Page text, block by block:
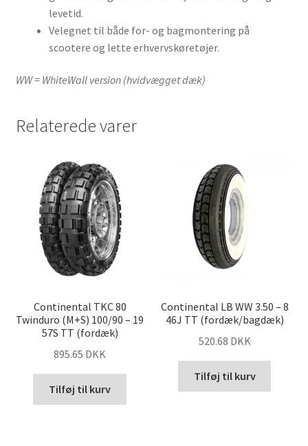
levetid.
Velegnet til både for- og bagmontering på
scootere og lette erhvervskøretøjer.
WW = WhiteWall version (hvidvægget dæk)
Relaterede varer
Continental TKC 80
Twinduro (M+S) 100/90 – 19
57S TT (fordæk)
895.65 DKK
Tilføj til kurv
Continental LB WW 3.50 – 8
46J TT (fordæk/bagdæk)
520.68 DKK
Tilføj til kurv